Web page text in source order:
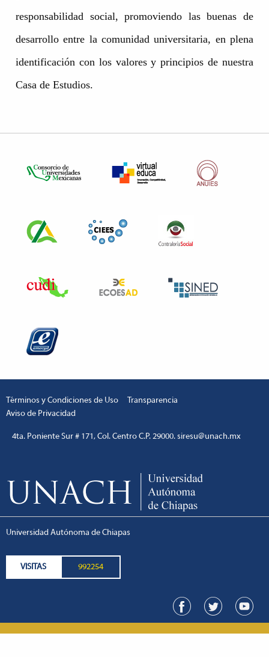
responsabilidad social, promoviendo las buenas de
desarrollo entre la comunidad universitaria, en plena
identificación con los valores y principios de nuestra
Casa de Estudios.
Términos y Condiciones de Uso
Transparencia
Aviso de Privacidad
4ta. Poniente Sur # 171, Col. Centro C.P. 29000. siresu@unach.mx
Universidad Autónoma de Chiapas
VISITAS 992254